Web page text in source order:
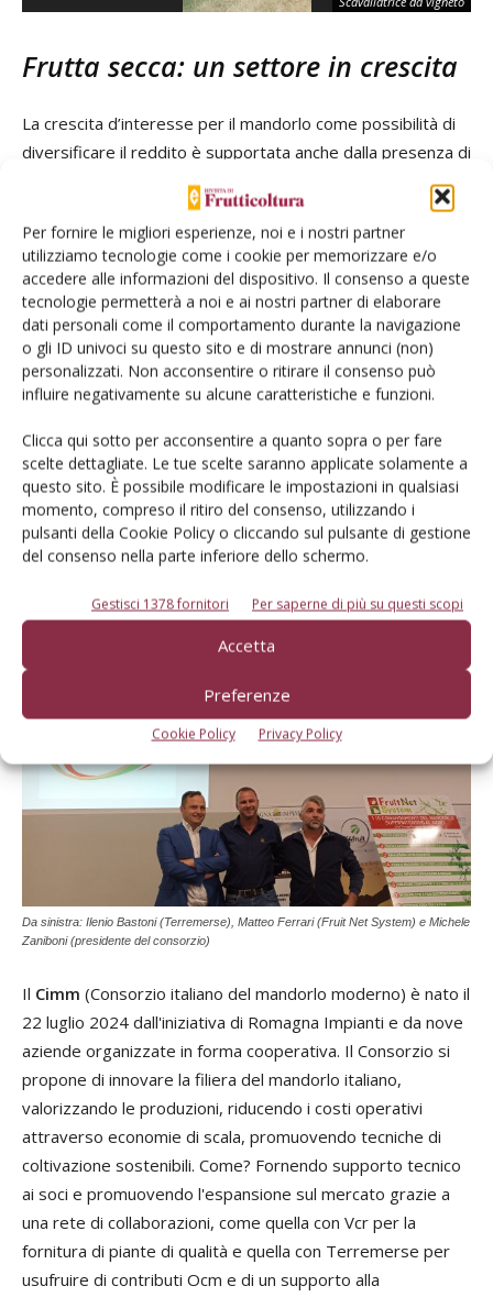
Per fornire le migliori esperienze, noi e i nostri partner
utilizziamo tecnologie come i cookie per memorizzare e/o
accedere alle informazioni del dispositivo. Il consenso a queste
tecnologie permetterà a noi e ai nostri partner di elaborare
dati personali come il comportamento durante la navigazione
o gli ID univoci su questo sito e di mostrare annunci (non)
personalizzati. Non acconsentire o ritirare il consenso può
influire negativamente su alcune caratteristiche e funzioni.
Clicca qui sotto per acconsentire a quanto sopra o per fare
scelte dettagliate. Le tue scelte saranno applicate solamente a
questo sito. È possibile modificare le impostazioni in qualsiasi
momento, compreso il ritiro del consenso, utilizzando i
pulsanti della Cookie Policy o cliccando sul pulsante di gestione
del consenso nella parte inferiore dello schermo.
Gestisci 1378 fornitori Per saperne di più su questi scopi
Accetta
Preferenze
Cookie Policy Privacy Policy
Frutta secca: un settore in crescita
La crescita d’interesse per il mandorlo come possibilità di
diversificare il reddito è supportata anche dalla presenza di
diverse fonti di finanziamento.
Phorma Mentis ha ricordato il Fondo Agea di tutela della
frutta in guscio (agevolazione al 65% e all’80% per giovani
imprenditori per massimo 5 ettari e un massimo di
contributo concedibile per beneficiario di 100mila euro),
l’intervento SRD01 della regione Emilia-Romagna a
sostegno di investimenti produttivi agricoli per la
competitività delle aziende agricole (contributo a fondo
perduto del 60% dell’investimento ammissibile per nuovi
impianti frutticoli con almeno due sistemi di difesa attiva) e
il fondo Ismea per l’innovazione in agricoltura (% contributo
a fondo perduto variabile dal 45 al 75% a seconda
dell’importo ammissibile e aiuto al 65% per non giovani e
80% per giovani).
Valorizzare un nuovo sistema di
produzione di qualità
Da sinistra: Ilenio Bastoni (Terremerse), Matteo Ferrari (Fruit Net System) e Michele
Zaniboni (presidente del consorzio)
Il Cimm (Consorzio italiano del mandorlo moderno) è nato il
22 luglio 2024 dall'iniziativa di Romagna Impianti e da nove
aziende organizzate in forma cooperativa. Il Consorzio si
propone di innovare la filiera del mandorlo italiano,
valorizzando le produzioni, riducendo i costi operativi
attraverso economie di scala, promuovendo tecniche di
coltivazione sostenibili. Come? Fornendo supporto tecnico
ai soci e promuovendo l'espansione sul mercato grazie a
una rete di collaborazioni, come quella con Vcr per la
fornitura di piante di qualità e quella con Terremerse per
usufruire di contributi Ocm e di un supporto alla